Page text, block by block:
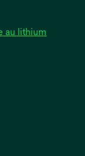
au lithium